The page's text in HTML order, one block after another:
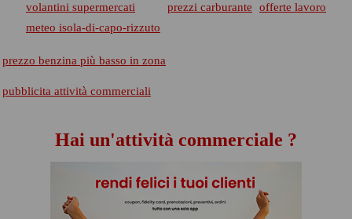
volantini supermercati prezzi carburante
offerte lavoro
meteo isola-di-capo-rizzuto
prezzo benzina più basso in zona
pubblicita attività commerciali
Hai un'attività commerciale ?